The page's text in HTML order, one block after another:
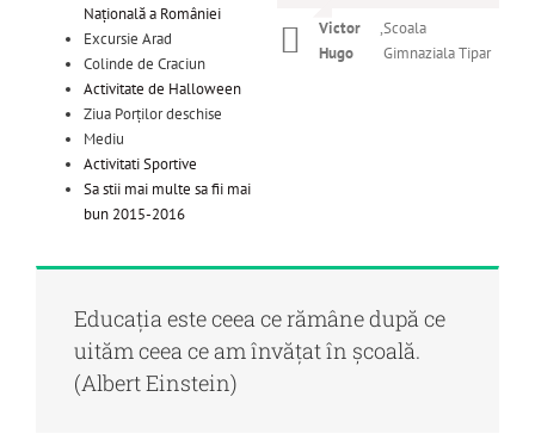
Naţională a României
Excursie Arad
Colinde de Craciun
Activitate de Halloween
Ziua Porților deschise
Mediu
Activitati Sportive
Sa stii mai multe sa fii mai
bun 2015-2016
Victor
Hugo
,Scoala
Gimnaziala Tipar
Allan
Bloom
,Scoala
Gimnaziala Tipar
Nicolae
,Scoala
Educația este ceea ce rămâne după ce
uităm ceea ce am învățat în școală.
(Albert Einstein)